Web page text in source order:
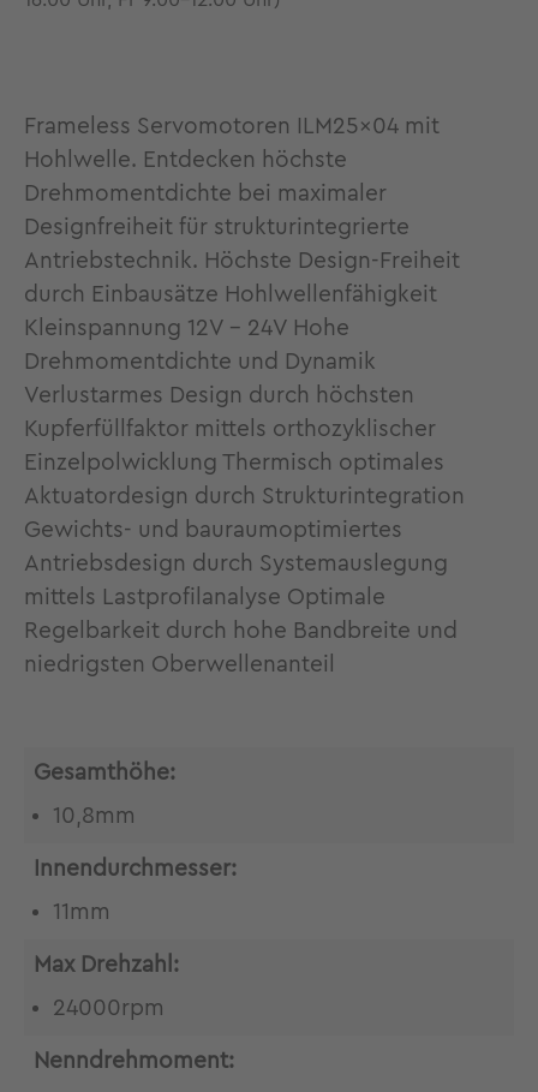
Frameless Servomotoren ILM25x04 mit
Hohlwelle. Entdecken höchste
Drehmomentdichte bei maximaler
Designfreiheit für strukturintegrierte
Antriebstechnik. Höchste Design-Freiheit
durch Einbausätze Hohlwellenfähigkeit
Kleinspannung 12V - 24V Hohe
Drehmomentdichte und Dynamik
Verlustarmes Design durch höchsten
Kupferfüllfaktor mittels orthozyklischer
Einzelpolwicklung Thermisch optimales
Aktuatordesign durch Strukturintegration
Gewichts- und bauraumoptimiertes
Antriebsdesign durch Systemauslegung
mittels Lastprofilanalyse Optimale
Regelbarkeit durch hohe Bandbreite und
niedrigsten Oberwellenanteil
Gesamthöhe:
10,8mm
Innendurchmesser:
11mm
Max Drehzahl:
24000rpm
Nenndrehmoment: